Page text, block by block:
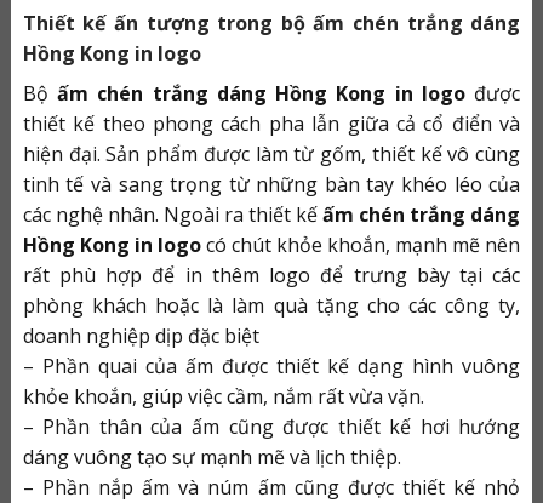
Thiết kế ấn tượng trong bộ ấm chén trắng dáng
Hồng Kong in logo
Bộấm chén trắng dáng Hồng Kong in logođược
thiết kế theo phong cách pha lẫn giữa cả cổ điển và
hiện đại. Sản phẩm được làm từ gốm, thiết kế vô cùng
tinh tế và sang trọng từ những bàn tay khéo léo của
các nghệ nhân. Ngoài ra thiết kếấm chén trắng dáng
Hồng Kong in logocó chút khỏe khoắn, mạnh mẽ nên
rất phù hợp để in thêm logo để trưng bày tại các
phòng khách hoặc là làm quà tặng cho các công ty,
doanh nghiệp dịp đặc biệt
– Phần quai của ấm được thiết kế dạng hình vuông
khỏe khoắn, giúp việc cầm, nắm rất vừa vặn.
– Phần thân của ấm cũng được thiết kế hơi hướng
dáng vuông tạo sự mạnh mẽ và lịch thiệp.
– Phần nắp ấm và núm ấm cũng được thiết kế nhỏ